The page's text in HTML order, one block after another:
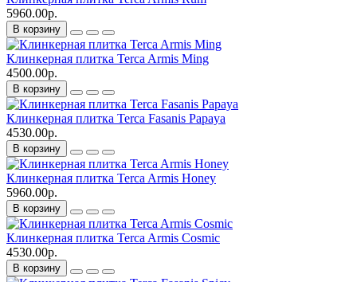
5960.00р.
В корзину
Клинкерная плитка Terca Armis Ming
4500.00р.
В корзину
Клинкерная плитка Terca Fasanis Papaya
4530.00р.
В корзину
Клинкерная плитка Terca Armis Honey
5960.00р.
В корзину
Клинкерная плитка Terca Armis Cosmic
4530.00р.
В корзину